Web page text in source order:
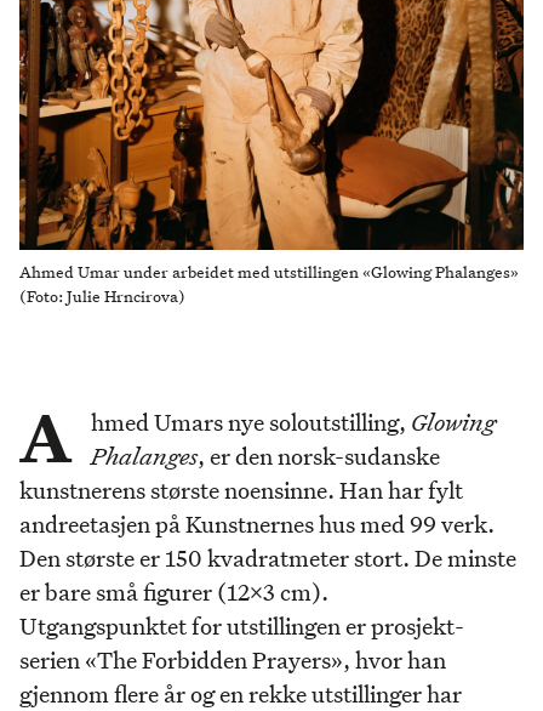
Ahmed Umar under arbeidet med utstillingen «Glowing Phalanges»
(Foto: Julie Hrncirova)
A hmed Umars nye soloutstilling, Glowing
Phalanges, er den norsk-sudanske
kunstnerens største noensinne. Han har fylt
andreetasjen på Kunstnernes hus med 99 verk.
Den største er 150 kvadratmeter stort. De minste
er bare små figurer (12x3 cm).
Utgangspunktet for utstillingen er prosjekt-
serien «The Forbidden Prayers», hvor han
gjennom flere år og en rekke utstillinger har